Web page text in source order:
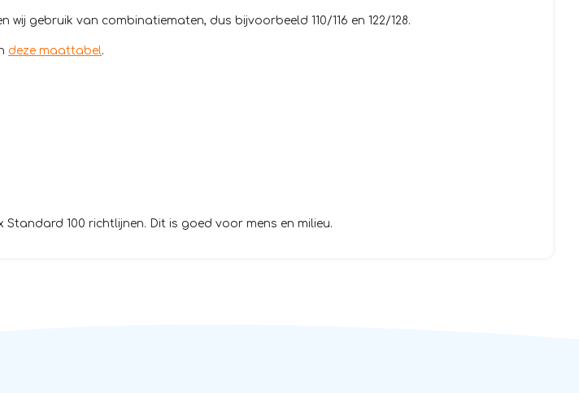
gebruik van combinatiematen, dus bijvoorbeeld 110/116 en 122/128.
deze maattabel.
100 richtlijnen. Dit is goed voor mens en milieu.